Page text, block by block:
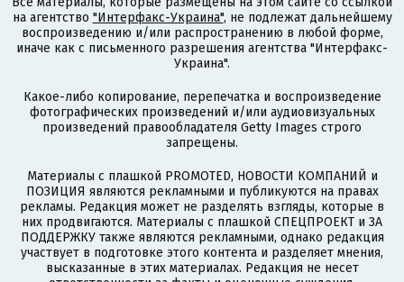
на агентство "Интерфакс-Украина", не подлежат дальнейшему
воспроизведению и/или распространению в любой форме,
иначе как с письменного разрешения агентства "Интерфакс-
Украина".
Какое-либо копирование, перепечатка и воспроизведение
фотографических произведений и/или аудиовизуальных
произведений правообладателя Getty Images строго
запрещены.
Материалы с плашкой PROMOTED, НОВОСТИ КОМПАНИЙ и
ПОЗИЦИЯ являются рекламными и публикуются на правах
рекламы. Редакция может не разделять взгляды, которые в
них продвигаются. Материалы с плашкой СПЕЦПРОЕКТ и ЗА
ПОДДЕРЖКУ также являются рекламными, однако редакция
участвует в подготовке этого контента и разделяет мнения,
высказанные в этих материалах. Редакция не несет